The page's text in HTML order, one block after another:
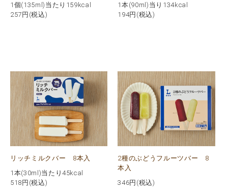
1個(135ml)当たり159kcal
257 円(税込)
1本(90ml)当り134kcal
194円(税込)
リッチミルクバー 8本入
1本(30ml)当たり45kcal
518 円(税込)
2種のぶどうフルーツバー 8
本入
346円(税込)